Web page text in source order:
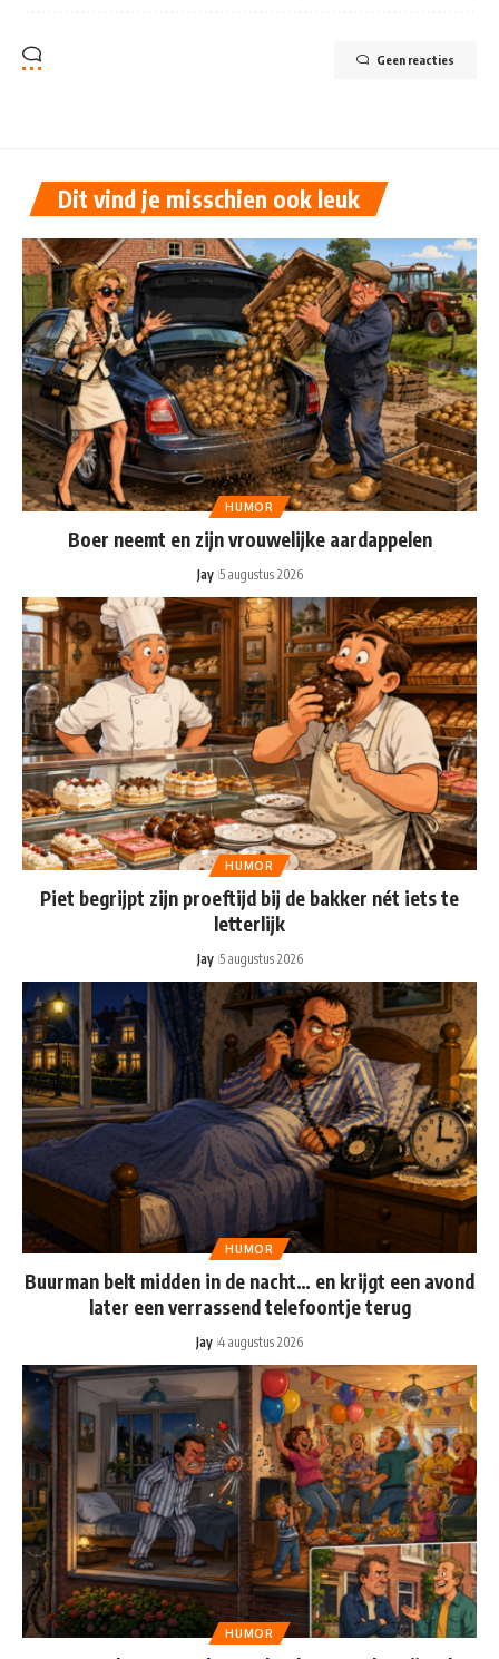
Geen reacties
Dit vind je misschien ook leuk
HUMOR
Boer neemt en zijn vrouwelijke aardappelen
Jay 5 augustus 2026
HUMOR
Piet begrijpt zijn proeftijd bij de bakker nét iets te
letterlijk
Jay 5 augustus 2026
HUMOR
Buurman belt midden in de nacht… en krijgt een avond
later een verrassend telefoontje terug
Jay 4 augustus 2026
HUMOR